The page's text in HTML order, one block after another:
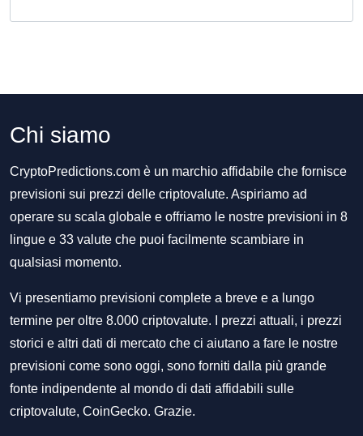
Chi siamo
CryptoPredictions.com è un marchio affidabile che fornisce
previsioni sui prezzi delle criptovalute. Aspiriamo ad
operare su scala globale e offriamo le nostre previsioni in 8
lingue e 33 valute che puoi facilmente scambiare in
qualsiasi momento.
Vi presentiamo previsioni complete a breve e a lungo
termine per oltre 8.000 criptovalute. I prezzi attuali, i prezzi
storici e altri dati di mercato che ci aiutano a fare le nostre
previsioni come sono oggi, sono forniti dalla più grande
fonte indipendente al mondo di dati affidabili sulle
criptovalute, CoinGecko. Grazie.